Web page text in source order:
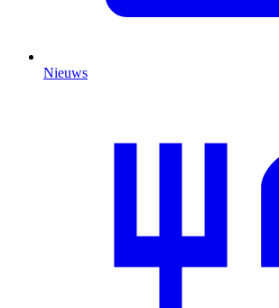
Nieuws